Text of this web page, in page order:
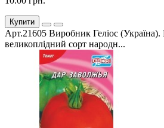
Купити
Арт.21605 Виробник Геліос
великоплідний сорт народн...